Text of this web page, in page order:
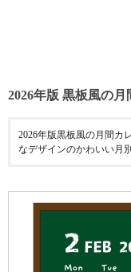
2026年版 黒板風の月
2026年版黒板風の月間カ
なデザインのかわいい月